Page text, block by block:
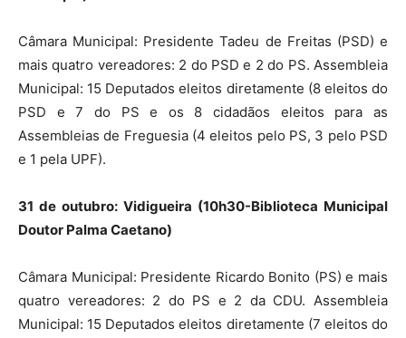
Câmara Municipal: Presidente Tadeu de Freitas (PSD) e
mais quatro vereadores: 2 do PSD e 2 do PS. Assembleia
Municipal: 15 Deputados eleitos diretamente (8 eleitos do
PSD e 7 do PS e os 8 cidadãos eleitos para as
Assembleias de Freguesia (4 eleitos pelo PS, 3 pelo PSD
e 1 pela UPF).
31 de outubro: Vidigueira (10h30-Biblioteca Municipal
Doutor Palma Caetano)
Câmara Municipal: Presidente Ricardo Bonito (PS) e mais
quatro vereadores: 2 do PS e 2 da CDU. Assembleia
Municipal: 15 Deputados eleitos diretamente (7 eleitos do